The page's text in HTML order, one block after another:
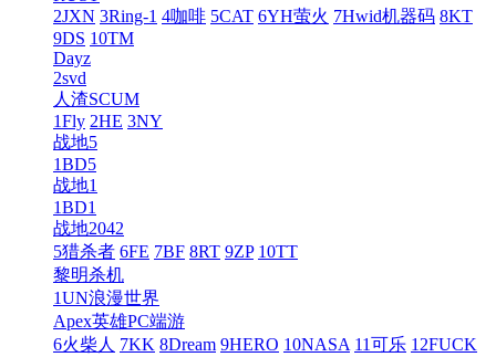
2JXN 3Ring-1 4咖啡 5CAT 6YH萤火 7Hwid机器码 8KT
9DS 10TM
Dayz
2svd
人渣SCUM
1Fly 2HE 3NY
战地5
1BD5
战地1
1BD1
战地2042
5猎杀者 6FE 7BF 8RT 9ZP 10TT
黎明杀机
1UN浪漫世界
Apex英雄PC端游
6火柴人 7KK 8Dream 9HERO 10NASA 11可乐 12FUCK